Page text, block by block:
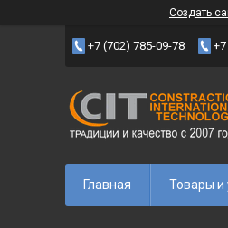
Создать
+7 (702) 785-09-78
Главная Товары и